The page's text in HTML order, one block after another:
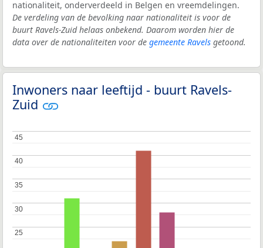
nationaliteit, onderverdeeld in Belgen en vreemdelingen.
De verdeling van de bevolking naar nationaliteit is voor de
buurt Ravels-Zuid helaas onbekend. Daarom worden hier de
data over de nationaliteiten voor de gemeente Ravels getoond.
Inwoners naar leeftijd - buurt Ravels-
Zuid
25
25
30
30
35
35
40
40
45
45